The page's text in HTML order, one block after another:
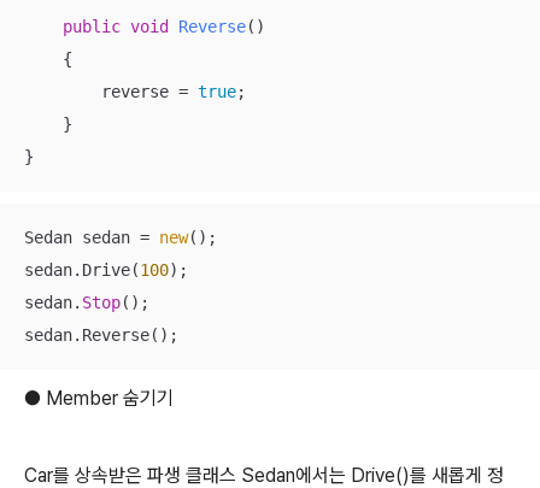
public void Reverse()
{
        reverse =
true;
    }
}
Sedan sedan = new();
sedan.Drive(100);
sedan. Stop();
sedan.Reverse();
● Member 숨기기
Car를 상속받은 파생 클래스 Sedan에서는 Drive()를 새롭게 정